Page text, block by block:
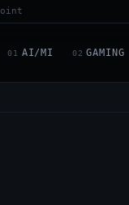
01 AI/MI 02 GAMING